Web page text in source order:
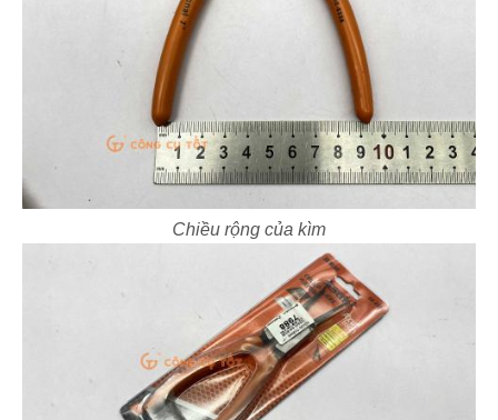
Chiều rộng của kìm